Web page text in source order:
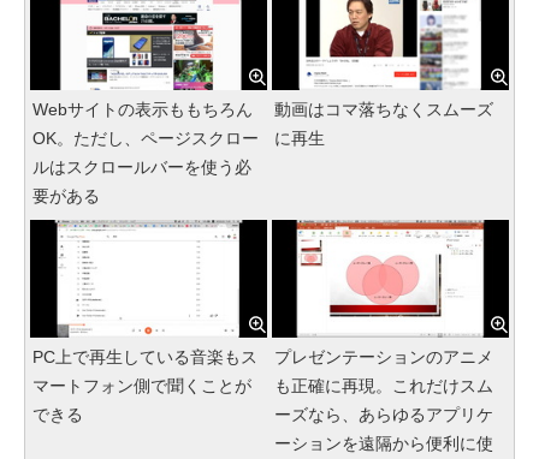
Webサイトの表示ももちろん
OK。ただし、ページスクロー
ルはスクロールバーを使う必
要がある
動画はコマ落ちなくスムーズ
に再生
PC上で再生している音楽もス
マートフォン側で聞くことが
できる
プレゼンテーションのアニメ
も正確に再現。これだけスム
ーズなら、あらゆるアプリケ
ーションを遠隔から便利に使